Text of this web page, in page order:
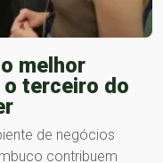
melhor
terceiro do
de negócios
contribuem